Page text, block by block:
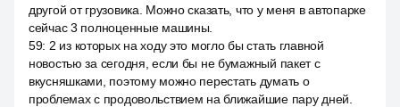
другой от грузовика. Можно сказать, что у меня в автопарке
сейчас 3 полноценные машины.
59: 2 из которых на ходу это могло бы стать главной
новостью за сегодня, если бы не бумажный пакет с
вкусняшками, поэтому можно перестать думать о
проблемах с продовольствием на ближайшие пару дней.